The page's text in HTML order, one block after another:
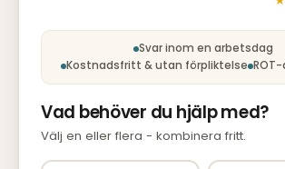
Steg 1 av 5: TjänstSvar inom en arbetsdag
Kostnadsfritt & utan förpliktelse ROT-
Vad behöver du hjälp med?
Välj en eller flera - kombinera fritt.